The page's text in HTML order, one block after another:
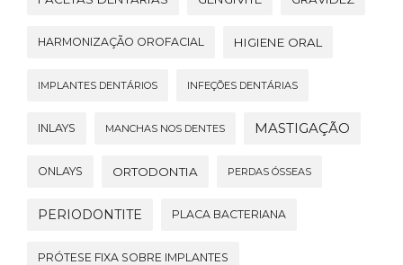
HARMONIZAÇÃO OROFACIAL HIGIENE ORAL
IMPLANTES DENTÁRIOS INFEÇÕES DENTÁRIAS
INLAYS MANCHAS NOS DENTES MASTIGAÇÃO
ONLAYS ORTODONTIA PERDAS ÓSSEAS
PERIODONTITE PLACA BACTERIANA
PRÓTESE FIXA SOBRE IMPLANTES